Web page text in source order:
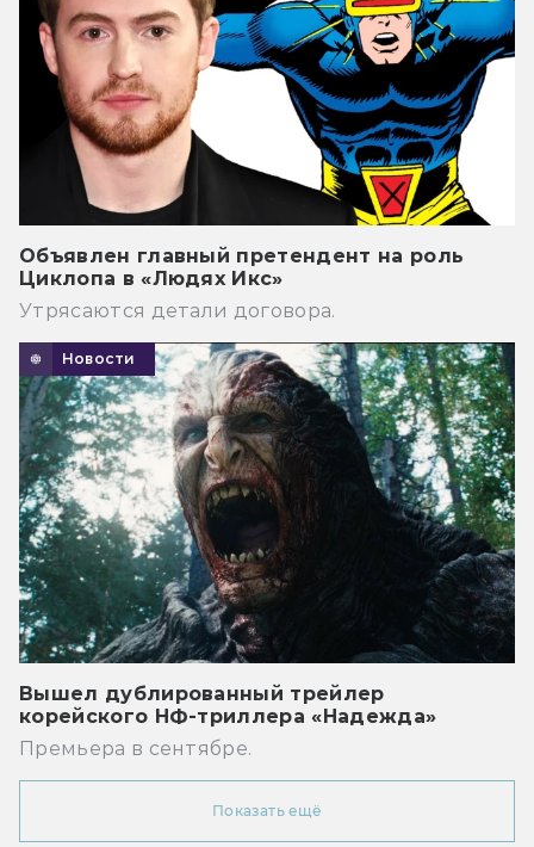
Объявлен главный претендент на роль
Циклопа в «Людях Икс»
Утрясаются детали договора.
Новости
Вышел дублированный трейлер
корейского НФ-триллера «Надежда»
Премьера в сентябре.
Показать ещё